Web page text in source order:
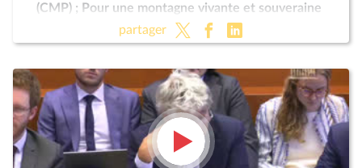
(CMP) ; Pour une montagne vivante et souveraine
partager